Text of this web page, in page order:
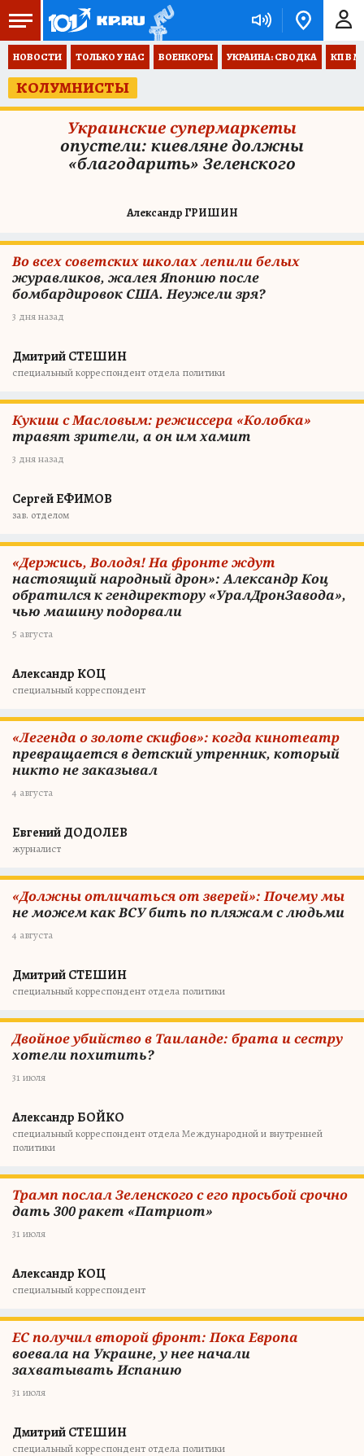
НОВОСТИ ТОЛЬКО У НАС ВОЕНКОРЫ УКРАИНА: СВОДКА КП В
КОЛУМНИСТЫ
Украинские супермаркеты
опустели: киевляне должны
«благодарить» Зеленского
Александр ГРИШИН
Во всех советских школах лепили белых
журавликов, жалея Японию после
бомбардировок США. Неужели зря?
3 дня назад
Дмитрий СТЕШИН
специальный корреспондент отдела политики
Кукиш с Масловым: режиссера «Колобка»
травят зрители, а он им хамит
3 дня назад
Сергей ЕФИМОВ
зав. отделом
«Держись, Володя! На фронте ждут
настоящий народный дрон»: Александр Коц
обратился к гендиректору «УралДронЗавода»,
чью машину подорвали
5 августа
Александр КОЦ
специальный корреспондент
«Легенда о золоте скифов»: когда кинотеатр
превращается в детский утренник, который
никто не заказывал
4 августа
Евгений ДОДОЛЕВ
журналист
«Должны отличаться от зверей»: Почему мы
не можем как ВСУ бить по пляжам с людьми
4 августа
Дмитрий СТЕШИН
специальный корреспондент отдела политики
Двойное убийство в Таиланде: брата и сестру
хотели похитить?
31 июля
Александр БОЙКО
специальный корреспондент отдела Международной и внутренней
политики
Трамп послал Зеленского с его просьбой срочно
дать 300 ракет «Патриот»
31 июля
Александр КОЦ
специальный корреспондент
ЕС получил второй фронт: Пока Европа
воевала на Украине, у нее начали
захватывать Испанию
31 июля
Дмитрий СТЕШИН
специальный корреспондент отдела политики